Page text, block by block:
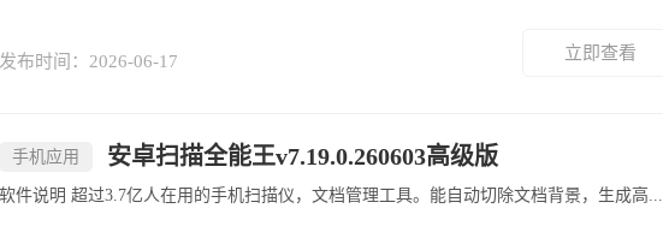
发布时间：2026-06-17 立即查看
手机应用 安卓扫描全能王v7.19.0.260603高级版
软件说明 超过3.7亿人在用的手机扫描仪，文档管理工具。能自动切除文档背景，生成高...